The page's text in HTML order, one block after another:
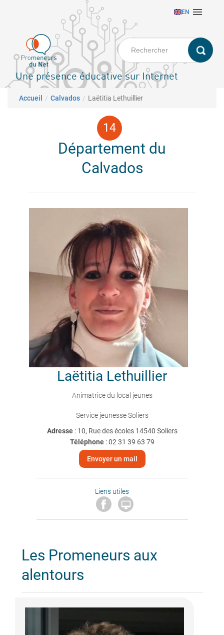
principal
EN 
Une présence éducative sur Internet
Fil d'Ariane
Accueil Calvados Laëtitia Lethuillier
Département du
Calvados
Laëtitia Lethuillier
Animatrice du local jeunes
Service jeunesse Soliers
Adresse : 10, Rue des écoles 14540 Soliers
Téléphone:02 31 39 63 79
Envoyer un mail
Liens utiles

Les Promeneurs aux
alentours